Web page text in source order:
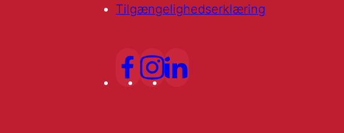
Tilgængelighedserklæring